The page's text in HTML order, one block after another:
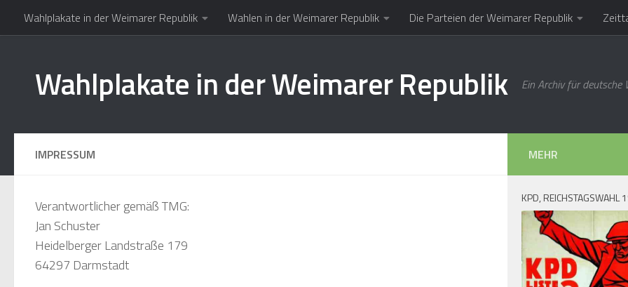
Zum Inhalt springen
Wahlplakate in der Weimarer Republik Wahlen in der Weimarer Republik Die Parteien der Weimarer Republik
Wahlplakate in der Weimarer Republik Ein Archiv für
IMPRESSUM
Verantwortlicher gemäß TMG:
Jan Schuster
Heidelberger Landstraße 179
64297 Darmstadt
MEHR
KPD, REICHSTAGSWAHL